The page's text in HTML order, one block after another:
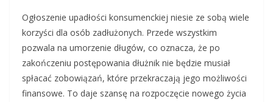
Ogłoszenie upadłości konsumenckiej niesie ze sobą wiele
korzyści dla osób zadłużonych. Przede wszystkim
pozwala na umorzenie długów, co oznacza, że po
zakończeniu postępowania dłużnik nie będzie musiał
spłacać zobowiązań, które przekraczają jego możliwości
finansowe. To daje szansę na rozpoczęcie nowego życia